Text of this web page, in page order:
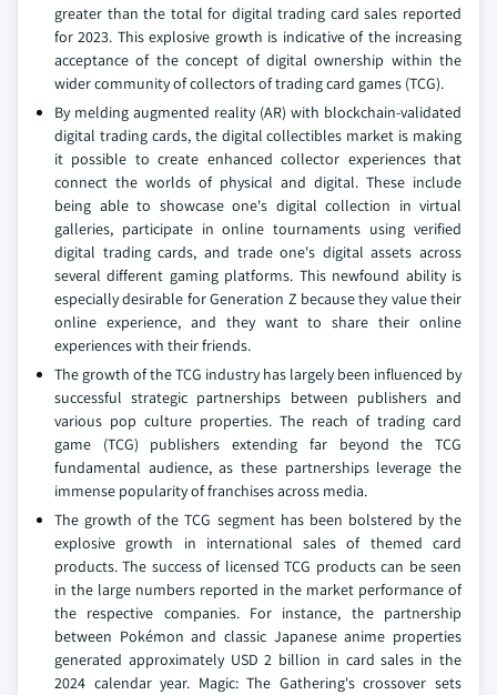
greater than the total for digital trading card sales reported
for 2023. This explosive growth is indicative of the increasing
acceptance of the concept of digital ownership within the
wider community of collectors of trading card games (TCG).
By melding augmented reality (AR) with blockchain-validated
digital trading cards, the digital collectibles market is making
it possible to create enhanced collector experiences that
connect the worlds of physical and digital. These include
being able to showcase one's digital collection in virtual
galleries, participate in online tournaments using verified
digital trading cards, and trade one's digital assets across
several different gaming platforms. This newfound ability is
especially desirable for Generation Z because they value their
online experience, and they want to share their online
experiences with their friends.
The growth of the TCG industry has largely been influenced by
successful strategic partnerships between publishers and
various pop culture properties. The reach of trading card
game (TCG) publishers extending far beyond the TCG
fundamental audience, as these partnerships leverage the
immense popularity of franchises across media.
The growth of the TCG segment has been bolstered by the
explosive growth in international sales of themed card
products. The success of licensed TCG products can be seen
in the large numbers reported in the market performance of
the respective companies. For instance, the partnership
between Pokémon and classic Japanese anime properties
generated approximately USD 2 billion in card sales in the
2024 calendar year. Magic: The Gathering's crossover sets